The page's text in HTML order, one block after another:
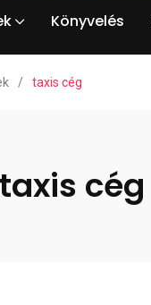
Könyvelés
/ taxis cég
taxis cég